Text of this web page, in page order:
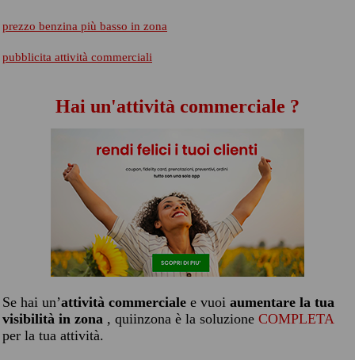
prezzo benzina più basso in zona
pubblicita attività commerciali
Hai un'attività commerciale ?
Se hai un’attività commerciale e vuoi aumentare la tua
visibilità in zona , quiinzona è la soluzione COMPLETA
per la tua attività.